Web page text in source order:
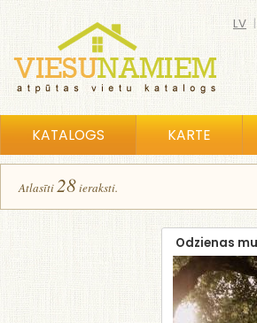
LV |
KATALOGS KARTE
Atlasīti28ieraksti.
Odzienas